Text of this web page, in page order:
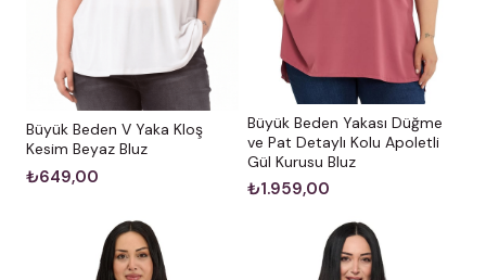
Büyük Beden V Yaka Kloş
Kesim Beyaz Bluz
₺649,00
Büyük Beden Yakası Düğme
ve Pat Detaylı Kolu Apoletli
Gül Kurusu Bluz
₺1.959,00